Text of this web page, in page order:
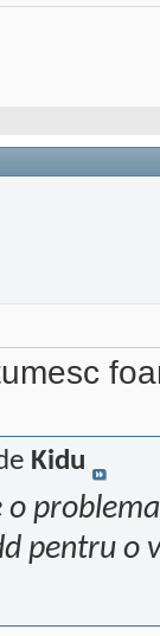
Kidu
o
pentru o